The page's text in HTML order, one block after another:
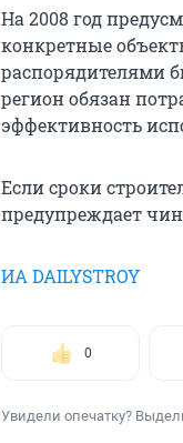
На 2008 год
конкретные
распорядителями
регион обязан
эффективность
Если сроки
предупреждает
ИА DAILYSTROY
0
Увидели опечатку?